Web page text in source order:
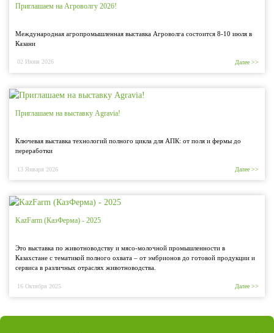
Приглашаем на Агроволгу 2026!
Международная агропромышленная выставка Агроволга состоится 8-10 июля в
Казани
02 Июня 2026 Далее >>
Приглашаем на выставку Agravia!
Ключевая выставка технологий полного цикла для АПК: от поля и фермы до
переработки
13 Января 2026 Далее >>
KazFarm (КазФерма) - 2025
Это выставка по животноводству и мясо-молочной промышленности в
Казахстане с тематикой полного охвата – от эмбрионов до готовой продукции и
сервиса в различных отраслях животноводства.
16 Октября 2025 Далее >>